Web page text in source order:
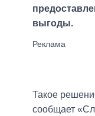
выгоды.
Такое
сообщает